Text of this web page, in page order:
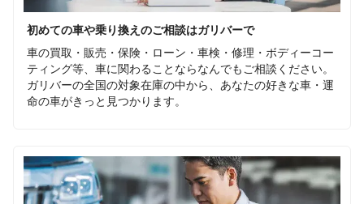
初めての車や乗り換えのご相談はガリバーで
車の買取・販売・保険・ローン・車検・修理・ボディーコー
ティング等、車に関わることならなんでもご相談ください。
ガリバーの全国の対象在庫の中から、あなたの好きな車・運
命の車がきっと見つかります。